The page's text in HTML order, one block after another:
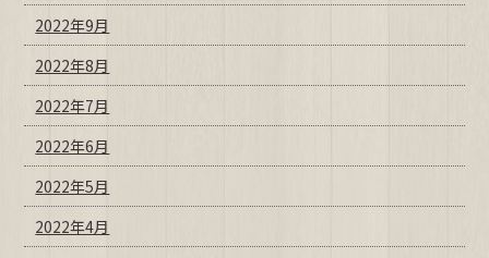
2022年9月
2022年8月
2022年7月
2022年6月
2022年5月
2022年4月